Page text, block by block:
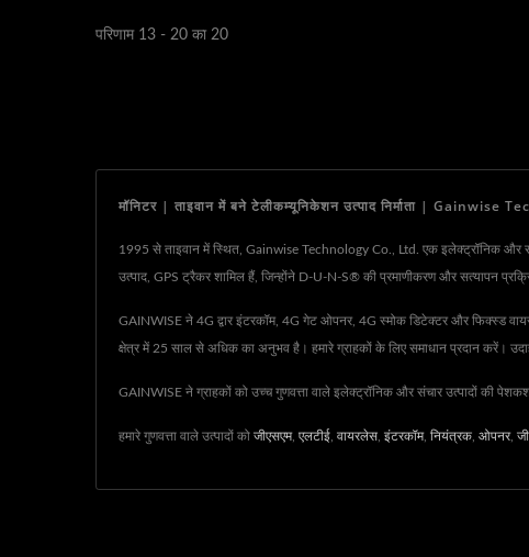
परिणाम 13 - 20 का 20
मॉनिटर | ताइवान में बने टेलीकम्यूनिकेशन उत्पाद निर्माता | Gainwise
1995 से ताइवान में स्थित, Gainwise Technology Co., Ltd. एक इलेक्ट्रॉनिक और
उत्पाद, GPS ट्रैकर शामिल हैं, जिन्होंने D-U-N-S® की प्रमाणीकरण और सत्यापन
GAINWISE ने 4G द्वार इंटरकॉम, 4G गेट ओपनर, 4G स्मोक डिटेक्टर और फिक्स्ड
क्षेत्र में 25 साल से अधिक का अनुभव है। हमारे ग्राहकों के लिए समाधान प्रदान करें।
GAINWISE ने ग्राहकों को उच्च गुणवत्ता वाले इलेक्ट्रॉनिक और संचार उत्पादों की
हमारे गुणवत्ता वाले उत्पादों को जीएसएम, एलटीई वायरलेस इंटरकॉम, नियंत्रक ओपनर,